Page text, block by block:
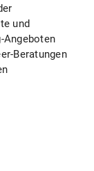
und
Angeboten
Beratungen